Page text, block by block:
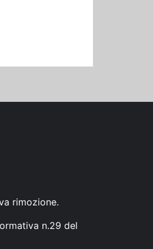
rimozione.
n.29 del